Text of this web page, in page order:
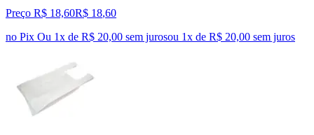
Preço R$ 18,60R$ 18,60
no Pix Ou 1x de R$ 20,00 sem jurosou 1x de R$ 20,00 sem juros